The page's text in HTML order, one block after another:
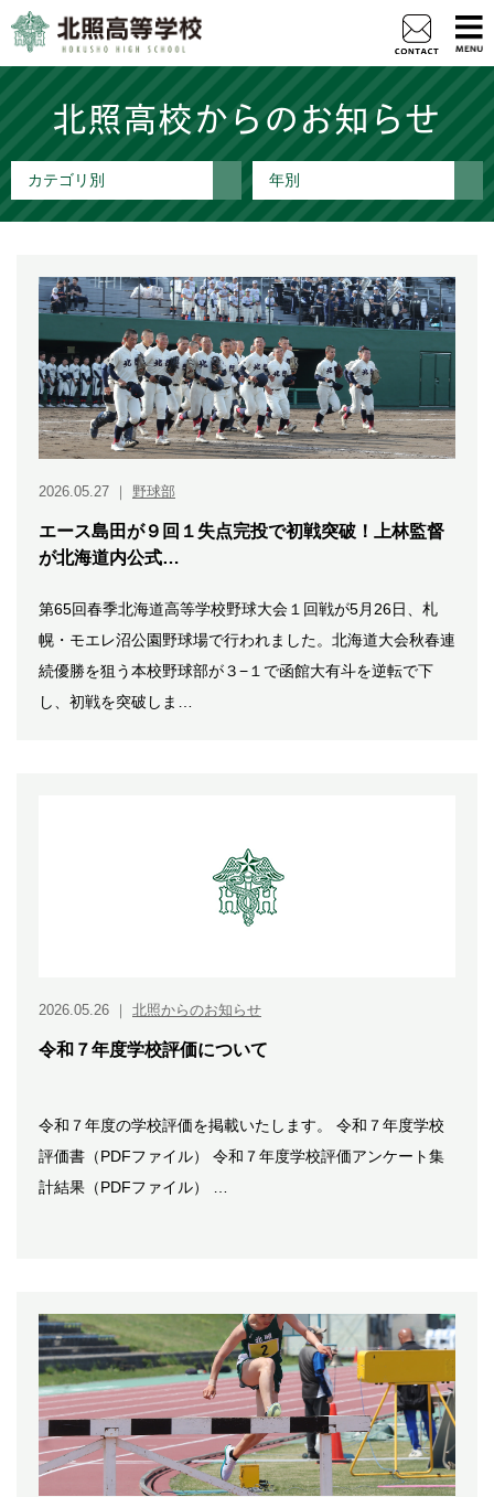
北照高校からのお知らせ
カテゴリ別 年別
2026.05.27 ｜ 野球部
エース島田が９回１失点完投で初戦突破！上林監督
が北海道内公式…
第65回春季北海道高等学校野球大会１回戦が5月26日、札
幌・モエレ沼公園野球場で行われました。北海道大会秋春連
続優勝を狙う本校野球部が３−１で函館大有斗を逆転で下
し、初戦を突破しま…
2026.05.26 ｜ 北照からのお知らせ
令和７年度学校評価について
令和７年度の学校評価を掲載いたします。 令和７年度学校
評価書（PDFファイル） 令和７年度学校評価アンケート集
計結果（PDFファイル） …